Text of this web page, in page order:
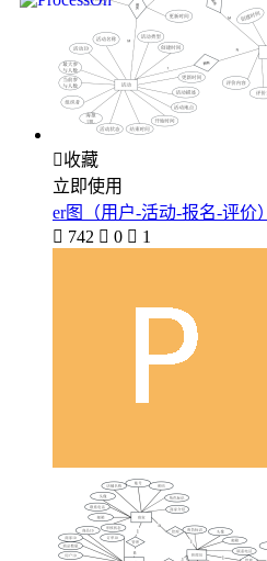
收藏
立即使用
er图（用户-活动-报名-评价）
 742  0  1